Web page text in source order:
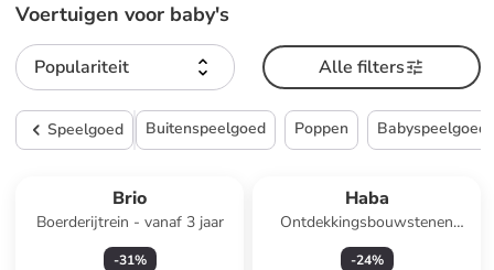
Voertuigen voor baby's
Populariteit Alle filters
Speelgoed Buitenspeelgoed Poppen Babyspeelgoed
Brio
Boerderijtrein - vanaf 3 jaar
-31%
Haba
Ontdekkingsbouwstenen
"Auto" - vanaf 12 maanden
-24%